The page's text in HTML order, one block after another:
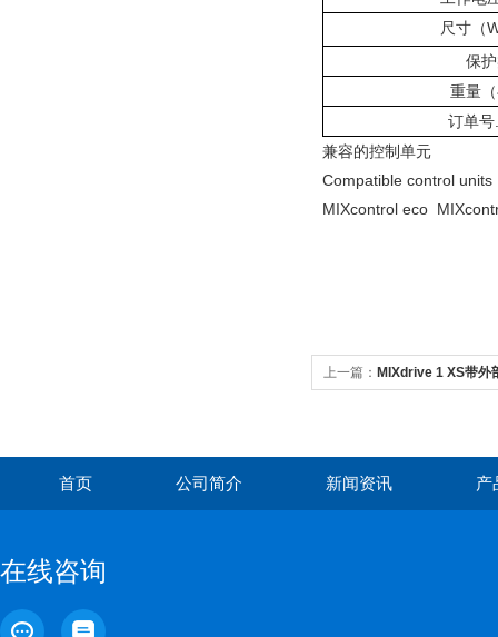
尺寸（
保
重量
订单号
兼容的控制单元
Compatible control units
MIXcontrol eco
上一篇： MIXdrive 1 XS带外
首页 公司简介 新闻资讯 产
在线咨询